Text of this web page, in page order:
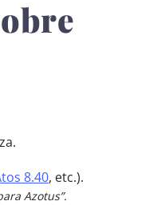
8.40, etc.).
Azotus”.